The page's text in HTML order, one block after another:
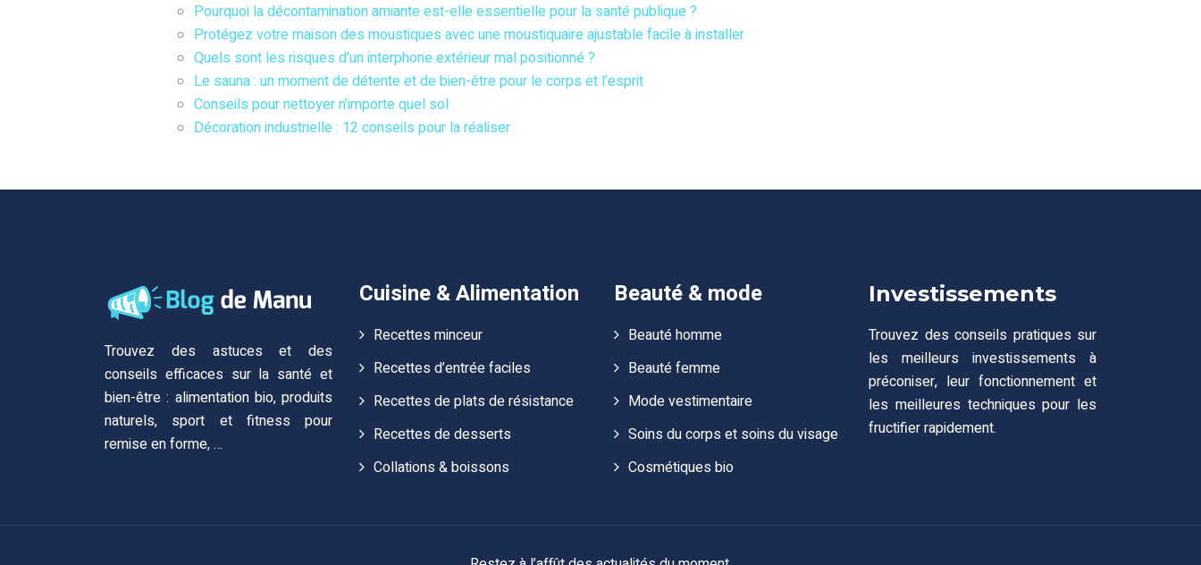
Pourquoi la décontamination amiante est-elle essentielle pour la santé publique ?
Protégez votre maison des moustiques avec une moustiquaire ajustable facile à installer
Quels sont les risques d’un interphone extérieur mal positionné ?
Le sauna : un moment de détente et de bien-être pour le corps et l’esprit
Conseils pour nettoyer n’importe quel sol
Décoration industrielle : 12 conseils pour la réaliser
Trouvez des astuces et des
conseils efficaces sur la santé et
bien-être : alimentation bio, produits
naturels, sport et fitness pour
remise en forme, …
Cuisine & Alimentation
Recettes minceur
Recettes d’entrée faciles
Recettes de plats de résistance
Recettes de desserts
Collations & boissons
Beauté & mode
Beauté homme
Beauté femme
Mode vestimentaire
Soins du corps et soins du visage
Cosmétiques bio
Investissements
Trouvez des conseils pratiques sur
les meilleurs investissements à
préconiser, leur fonctionnement et
les meilleures techniques pour les
fructifier rapidement.